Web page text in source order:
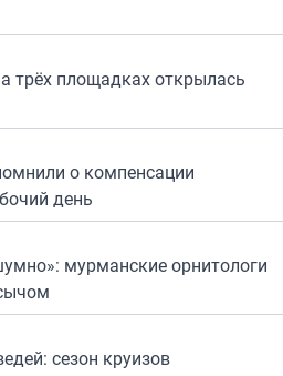
трёх площадках открылась
о компенсации
день
мурманские орнитологи
сезон круизов